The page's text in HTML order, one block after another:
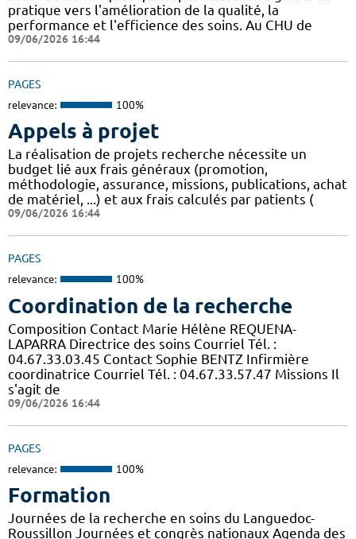
pratique vers l'amélioration de la qualité, la
performance et l'efficience des soins. Au CHU de
09/06/2026 16:44
PAGES
relevance: 100%
Appels à projet
La réalisation de projets recherche nécessite un
budget lié aux frais généraux (promotion,
méthodologie, assurance, missions, publications, achat
de matériel, ...) et aux frais calculés par patients (
09/06/2026 16:44
PAGES
relevance: 100%
Coordination de la recherche
Composition Contact Marie Hélène REQUENA-
LAPARRA Directrice des soins Courriel Tél. :
04.67.33.03.45 Contact Sophie BENTZ Infirmière
coordinatrice Courriel Tél. : 04.67.33.57.47 Missions Il
s'agit de
09/06/2026 16:44
PAGES
relevance: 100%
Formation
Journées de la recherche en soins du Languedoc-
Roussillon Journées et congrès nationaux Agenda des